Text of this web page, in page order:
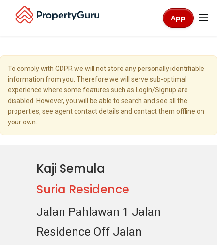
App
To comply with GDPR we will not store any personally identifiable
information from you. Therefore we will serve sub-optimal
experience where some features such as Login/Signup are
disabled. However, you will be able to search and see all the
properties, see agent contact details and contact them offline on
your own.
Kaji Semula
Suria Residence
Jalan Pahlawan 1 Jalan
Residence Off Jalan